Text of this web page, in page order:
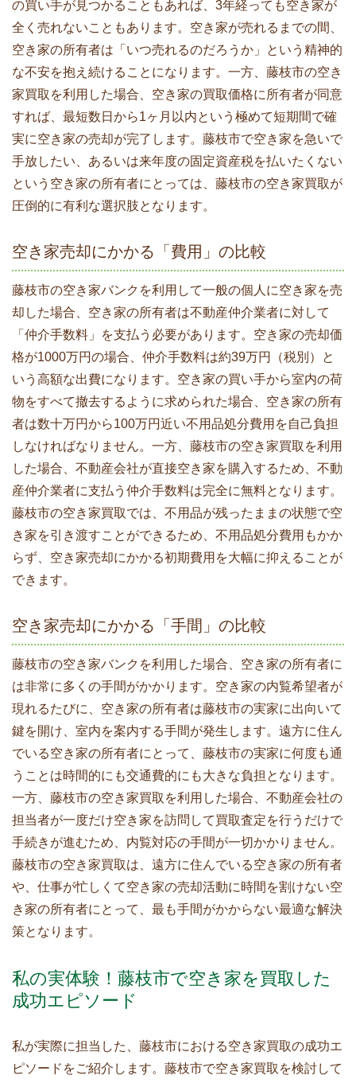
の買い手が見つかることもあれば、3年経っても空き家が
全く売れないこともあります。空き家が売れるまでの間、
空き家の所有者は「いつ売れるのだろうか」という精神的
な不安を抱え続けることになります。一方、藤枝市の空き
家買取を利用した場合、空き家の買取価格に所有者が同意
すれば、最短数日から1ヶ月以内という極めて短期間で確
実に空き家の売却が完了します。藤枝市で空き家を急いで
手放したい、あるいは来年度の固定資産税を払いたくない
という空き家の所有者にとっては、藤枝市の空き家買取が
圧倒的に有利な選択肢となります。
空き家売却にかかる「費用」の比較
藤枝市の空き家バンクを利用して一般の個人に空き家を売
却した場合、空き家の所有者は不動産仲介業者に対して
「仲介手数料」を支払う必要があります。空き家の売却価
格が1000万円の場合、仲介手数料は約39万円（税別）と
いう高額な出費になります。空き家の買い手から室内の荷
物をすべて撤去するように求められた場合、空き家の所有
者は数十万円から100万円近い不用品処分費用を自己負担
しなければなりません。一方、藤枝市の空き家買取を利用
した場合、不動産会社が直接空き家を購入するため、不動
産仲介業者に支払う仲介手数料は完全に無料となります。
藤枝市の空き家買取では、不用品が残ったままの状態で空
き家を引き渡すことができるため、不用品処分費用もかか
らず、空き家売却にかかる初期費用を大幅に抑えることが
できます。
空き家売却にかかる「手間」の比較
藤枝市の空き家バンクを利用した場合、空き家の所有者に
は非常に多くの手間がかかります。空き家の内覧希望者が
現れるたびに、空き家の所有者は藤枝市の実家に出向いて
鍵を開け、室内を案内する手間が発生します。遠方に住ん
でいる空き家の所有者にとって、藤枝市の実家に何度も通
うことは時間的にも交通費的にも大きな負担となります。
一方、藤枝市の空き家買取を利用した場合、不動産会社の
担当者が一度だけ空き家を訪問して買取査定を行うだけで
手続きが進むため、内覧対応の手間が一切かかりません。
藤枝市の空き家買取は、遠方に住んでいる空き家の所有者
や、仕事が忙しくて空き家の売却活動に時間を割けない空
き家の所有者にとって、最も手間がかからない最適な解決
策となります。
私の実体験！藤枝市で空き家を買取した
成功エピソード
私が実際に担当した、藤枝市における空き家買取の成功エ
ピソードをご紹介します。藤枝市で空き家買取を検討して